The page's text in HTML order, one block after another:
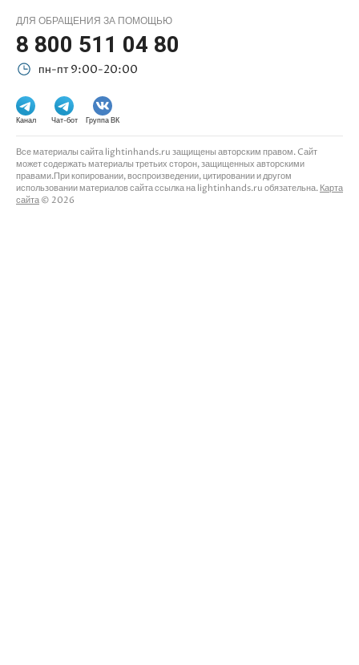
ДЛЯ ОБРАЩЕНИЯ ЗА ПОМОЩЬЮ
8 800 511 04 80
пн-пт 9:00-20:00
Канал Чат-бот Группа ВК
Все материалы сайта lightinhands.ru защищены авторским правом. Cайт
может содержать материалы третьих сторон, защищенных авторскими
правами.При копировании, воспроизведении, цитировании и другом
использовании материалов сайта ссылка на lightinhands.ru обязательна. Карта
сайта © 2026